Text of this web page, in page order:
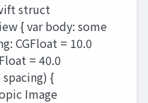
struct
{ var body: some
CGFloat = 10.0
= 40.0
{
Image